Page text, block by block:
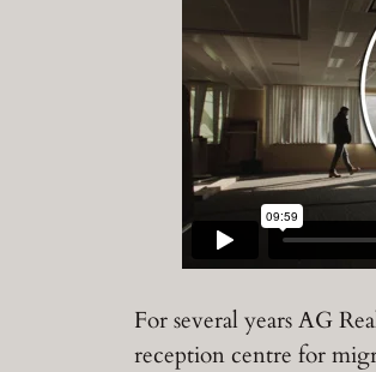
For several years AG
reception centre for